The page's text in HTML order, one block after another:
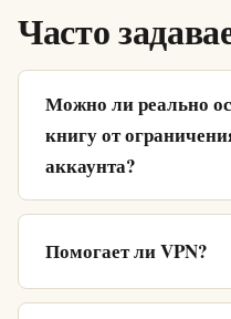
Часто
Можно ли реально
книгу от
аккаунта?
Помогает ли VPN?